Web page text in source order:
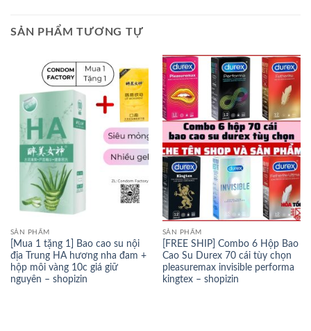
SẢN PHẨM TƯƠNG TỰ
SẢN PHẨM
[Mua 1 tặng 1] Bao cao su nội
địa Trung HA hương nha đam +
hộp môi vàng 10c giá giữ
nguyên – shopizin
SẢN PHẨM
[FREE SHIP] Combo 6 Hộp Bao
Cao Su Durex 70 cái tùy chọn
pleasuremax invisible performa
kingtex – shopizin